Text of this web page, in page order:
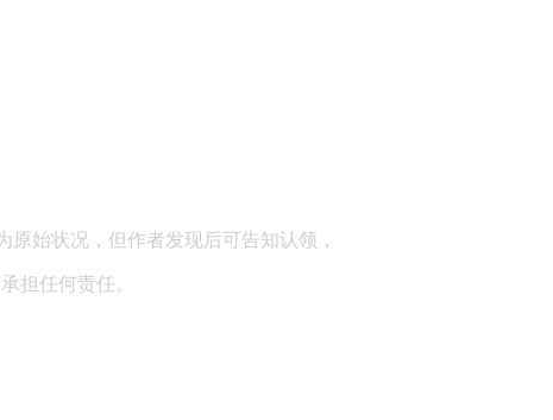
始状况，但作者发现后可告知认领，
担任何责任。